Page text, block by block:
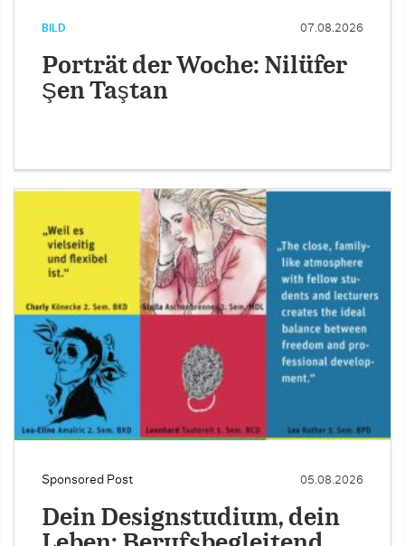
BILD 07.08.2026
Porträt der Woche: Nilüfer
Şen Taştan
Sponsored Post 05.08.2026
Dein Designstudium, dein